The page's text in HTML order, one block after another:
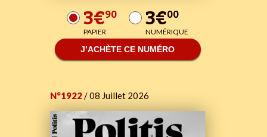
3€90
PAPIER 3€00
NUMÉRIQUE
J’ACHÈTE CE NUMÉRO
N°1922/ 08 Juillet 2026